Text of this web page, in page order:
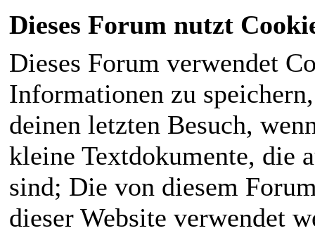
Dieses Forum nutzt
Dieses Forum verwendet
Informationen zu
deinen letzten Besuch,
kleine Textdokumente, die
sind; Die von diesem
dieser Website verwendet